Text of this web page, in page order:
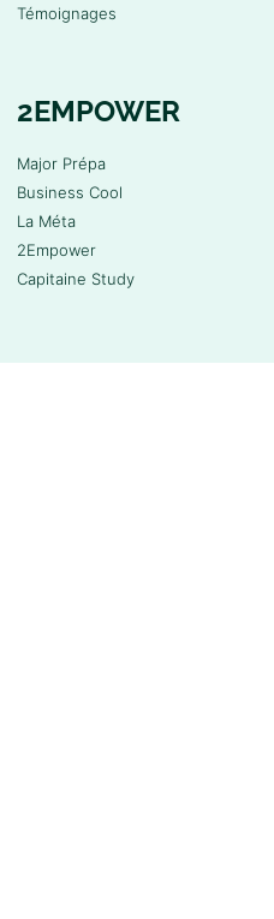
Témoignages
2EMPOWER
Major Prépa
Business Cool
La Méta
2Empower
Capitaine Study